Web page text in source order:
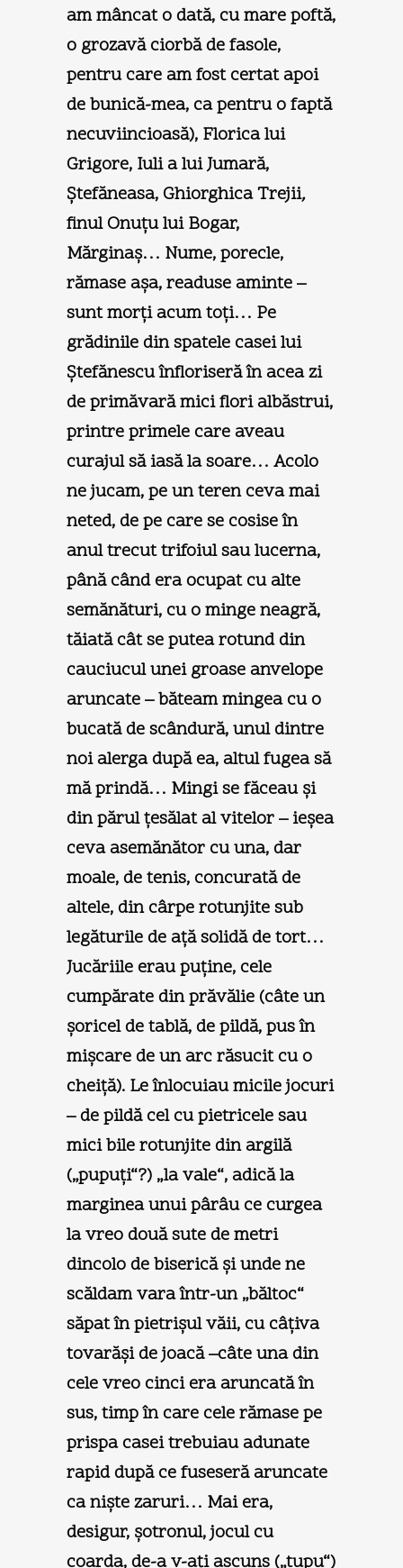
am mâncat o dată, cu mare poftă,
o grozavă ciorbă de fasole,
pentru care am fost certat apoi
de bunică-mea, ca pentru o faptă
necuviincioasă), Florica lui
Grigore, Iuli a lui Jumară,
Ştefăneasa, Ghiorghica Trejii,
finul Onuţu lui Bogar,
Mărginaş… Nume, porecle,
rămase aşa, readuse aminte –
sunt morţi acum toţi… Pe
grădinile din spatele casei lui
Ştefănescu înfloriseră în acea zi
de primăvară mici flori albăstrui,
printre primele care aveau
curajul să iasă la soare… Acolo
ne jucam, pe un teren ceva mai
neted, de pe care se cosise în
anul trecut trifoiul sau lucerna,
până când era ocupat cu alte
semănături, cu o minge neagră,
tăiată cât se putea rotund din
cauciucul unei groase anvelope
aruncate – băteam mingea cu o
bucată de scândură, unul dintre
noi alerga după ea, altul fugea să
mă prindă… Mingi se făceau şi
din părul ţesălat al vitelor – ieşea
ceva asemănător cu una, dar
moale, de tenis, concurată de
altele, din cârpe rotunjite sub
legăturile de aţă solidă de tort…
Jucăriile erau puţine, cele
cumpărate din prăvălie (câte un
şoricel de tablă, de pildă, pus în
mişcare de un arc răsucit cu o
cheiţă). Le înlocuiau micile jocuri
– de pildă cel cu pietricele sau
mici bile rotunjite din argilă
(„pupuţi“?) „la vale“, adică la
marginea unui pârâu ce curgea
la vreo două sute de metri
dincolo de biserică şi unde ne
scăldam vara într-un „băltoc“
săpat în pietrişul văii, cu câţiva
tovarăşi de joacă –câte una din
cele vreo cinci era aruncată în
sus, timp în care cele rămase pe
prispa casei trebuiau adunate
rapid după ce fuseseră aruncate
ca nişte zaruri… Mai era,
desigur, şotronul, jocul cu
coarda, de-a v-aţi ascuns („tupu“)